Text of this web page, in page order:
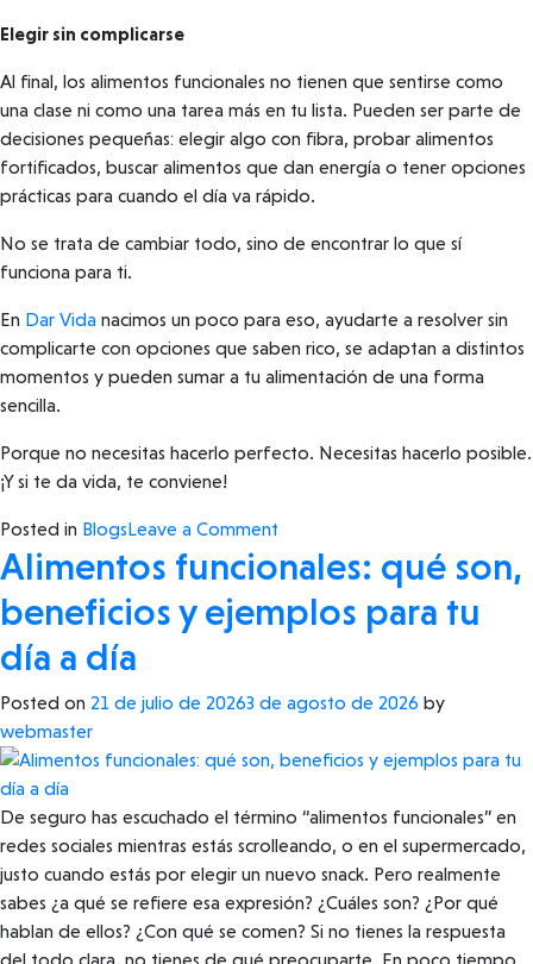
Elegir sin complicarse
Al final, los alimentos funcionales no tienen que sentirse como
una clase ni como una tarea más en tu lista. Pueden ser parte de
decisiones pequeñas: elegir algo con fibra, probar alimentos
fortificados, buscar alimentos que dan energía o tener opciones
prácticas para cuando el día va rápido.
No se trata de cambiar todo, sino de encontrar lo que sí
funciona para ti.
En Dar Vida nacimos un poco para eso, ayudarte a resolver sin
complicarte con opciones que saben rico, se adaptan a distintos
momentos y pueden sumar a tu alimentación de una forma
sencilla.
Porque no necesitas hacerlo perfecto. Necesitas hacerlo posible.
¡Y si te da vida, te conviene!
Posted in BlogsLeave a Comment
Alimentos
funcionales:
opciones
alimentos
y
para
tu
día
a
día
Alimentos funcionales: qué son,
beneficios y ejemplos para tu
día a día
Posted on 21 de julio de 20263 de agosto de 2026 by
webmaster
De seguro has escuchado el término “alimentos funcionales” en
redes sociales mientras estás scrolleando, o en el supermercado,
justo cuando estás por elegir un nuevo snack. Pero realmente
sabes ¿a qué se refiere esa expresión? ¿Cuáles son? ¿Por qué
hablan de ellos? ¿Con qué se comen? Si no tienes la respuesta